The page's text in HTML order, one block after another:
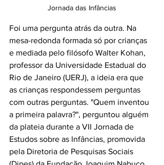
Jornada das Infâncias
Foi uma pergunta atrás da outra. Na
mesa-redonda formada só por crianças
e mediada pelo filósofo Walter Kohan,
professor da Universidade Estadual do
Rio de Janeiro (UERJ), a ideia era que
as crianças respondessem perguntas
com outras perguntas. "Quem inventou
a primeira palavra?", perguntou alguém
da plateia durante a VII Jornada de
Estudos sobre as Infâncias, promovida
pela Diretoria de Pesquisas Sociais